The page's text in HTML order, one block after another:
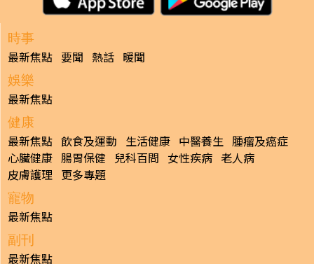
時事
最新焦點 要聞 熱話 暖聞
娛樂
最新焦點
健康
最新焦點 飲食及運動 生活健康 中醫養生 腫瘤及癌症
心臟健康 腸胃保健 兒科百問 女性疾病 老人病
皮膚護理 更多專題
寵物
最新焦點
副刊
最新焦點